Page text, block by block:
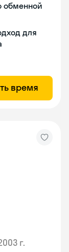
обменной
для
время
г.